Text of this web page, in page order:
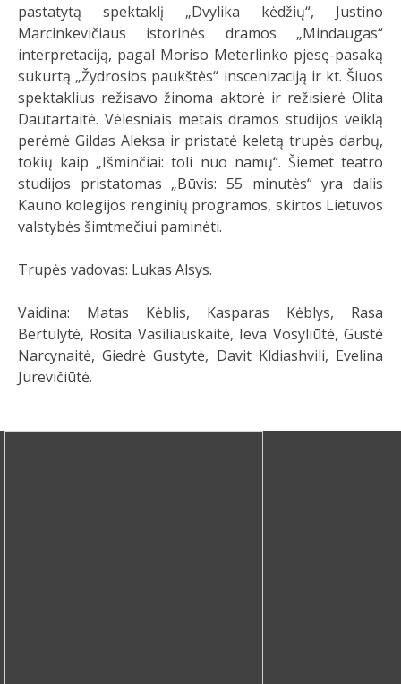
pastatytą spektaklį „Dvylika kėdžių“, Justino
Marcinkevičiaus istorinės dramos „Mindaugas“
interpretaciją, pagal Moriso Meterlinko pjesę-pasaką
sukurtą „Žydrosios paukštės“ inscenizaciją ir kt. Šiuos
spektaklius režisavo žinoma aktorė ir režisierė Olita
Dautartaitė. Vėlesniais metais dramos studijos veiklą
perėmė Gildas Aleksa ir pristatė keletą trupės darbų,
tokių kaip „Išminčiai: toli nuo namų“. Šiemet teatro
studijos pristatomas „Būvis: 55 minutės“ yra dalis
Kauno kolegijos renginių programos, skirtos Lietuvos
valstybės šimtmečiui paminėti.
Trupės vadovas: Lukas Alsys.
Vaidina: Matas Kėblis, Kasparas Kėblys, Rasa
Bertulytė, Rosita Vasiliauskaitė, Ieva Vosyliūtė, Gustė
Narcynaitė, Giedrė Gustytė, Davit Kldiashvili, Evelina
Jurevičiūtė.